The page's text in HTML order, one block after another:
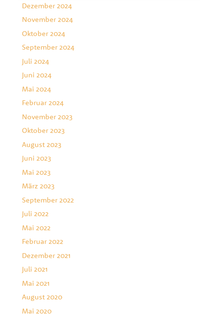
Dezember 2024
November 2024
Oktober 2024
September 2024
Juli 2024
Juni 2024
Mai 2024
Februar 2024
November 2023
Oktober 2023
August 2023
Juni 2023
Mai 2023
März 2023
September 2022
Juli 2022
Mai 2022
Februar 2022
Dezember 2021
Juli 2021
Mai 2021
August 2020
Mai 2020